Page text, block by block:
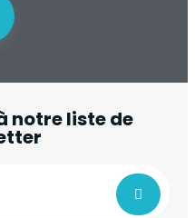
notre liste de